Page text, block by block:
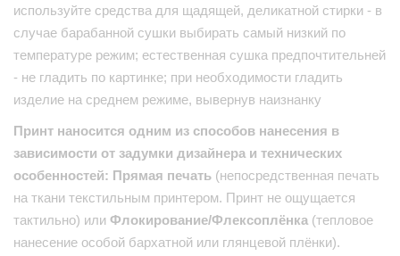
используйте средства для щадящей, деликатной стирки - в
случае барабанной сушки выбирать самый низкий по
температуре режим; естественная сушка предпочтительней
- не гладить по картинке; при необходимости гладить
изделие на среднем режиме, вывернув наизнанку
Принт наносится одним из способов нанесения в
зависимости от задумки дизайнера и технических
особенностей: Прямая печать (непосредственная печать
на ткани текстильным принтером. Принт не ощущается
тактильно) или Флокирование/Флексоплёнка (тепловое
нанесение особой бархатной или глянцевой плёнки).